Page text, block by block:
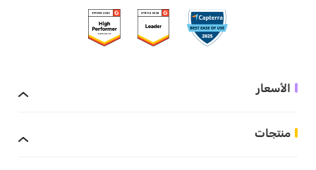
الأسعار
منتجات